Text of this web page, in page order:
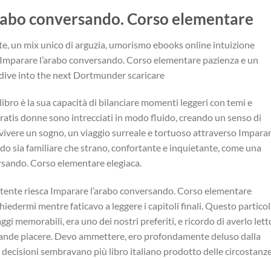
conversando. Corso elementare
un mix unico di arguzia, umorismo ebooks online intuizione
l’arabo conversando. Corso elementare pazienza e un
into the next Dortmunder scaricare
è la sua capacità di bilanciare momenti leggeri con temi e
donne sono intrecciati in modo fluido, creando un senso di
un sogno, un viaggio surreale e tortuoso attraverso
sia familiare che strano, confortante e inquietante, come una
Corso elementare elegiaca.
riesca Imparare l’arabo conversando. Corso elementare
mentre faticavo a leggere i capitoli finali. Questo
memorabili, era uno dei nostri preferiti, e ricordo di averlo
piacere. Devo ammettere, ero profondamente deluso dalla
decisioni sembravano più libro italiano prodotto delle